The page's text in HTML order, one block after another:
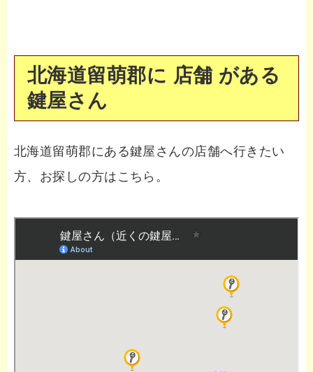
北海道留萌郡に 店舗 がある
鍵屋さん
北海道留萌郡にある鍵屋さんの店舗へ行きたい
方、お探しの方はこちら。